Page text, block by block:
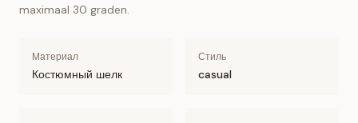
maximaal 30 graden.
Материал
Костюмный шелк
Стиль
casual